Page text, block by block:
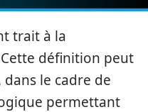
trait à la
définition peut
le cadre de
permettant